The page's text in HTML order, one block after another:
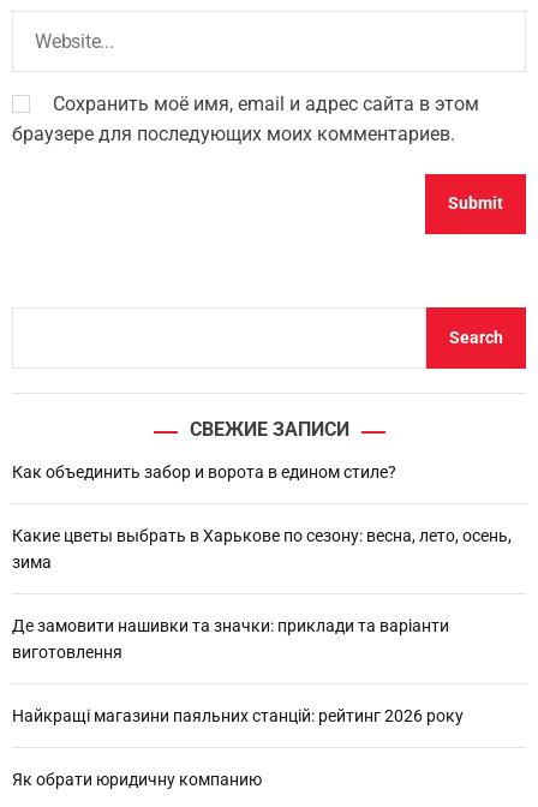
Сохранить моё имя, email и адрес сайта в этом
браузере для последующих моих комментариев.
h
Search
СВЕЖИЕ ЗАПИСИ
Как объединить забор и ворота в едином стиле?
Какие цветы выбрать в Харькове по сезону: весна, лето, осень,
зима
Де замовити нашивки та значки: приклади та варіанти
виготовлення
Найкращі магазини паяльних станцій: рейтинг 2026 року
Як обрати юридичну компанию